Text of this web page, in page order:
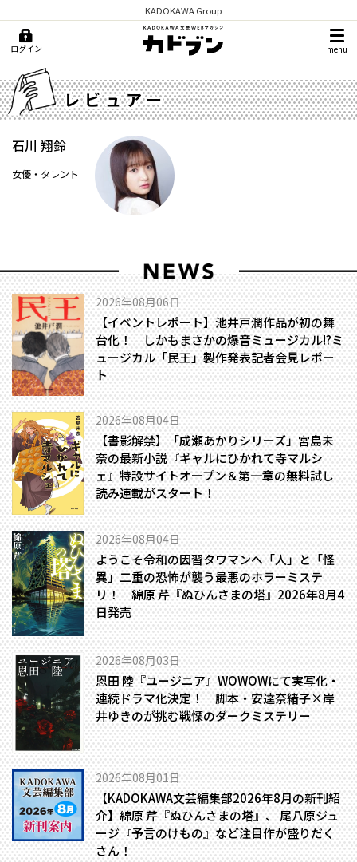
KADOKAWA Group
ログイン menu
レビュアー
石川 翔鈴
女優・タレント
2026年08月06日
【イベントレポート】池井戸潤作品が初の舞
台化！ しかもまさかの爆音ミュージカル!?――ミ
ュージカル「民王」製作発表記者会見レポー
ト
2026年08月04日
【書影解禁】「成瀬あかりシリーズ」宮島未
奈の最新小説『ギャルにひかれて寺マルシ
ェ』特設サイトオープン＆第一章の無料試し
読み連載がスタート！
2026年08月04日
ようこそ令和の因習タワマンへ――「人」と「怪
異」二重の恐怖が襲う最悪のホラーミステ
リ！ 綿原 芹『ぬひんさまの塔』2026年8月4
日発売
2026年08月03日
恩田 陸『ユージニア』WOWOWにて実写化・
連続ドラマ化決定！ 脚本・安達奈緒子×岸
井ゆきのが挑む戦慄のダークミステリー
2026年08月01日
【KADOKAWA文芸編集部2026年8月の新刊紹
介】綿原 芹『ぬひんさまの塔』、 尾八原ジュ
ージ『予言のけもの』など注目作が盛りだく
さん！